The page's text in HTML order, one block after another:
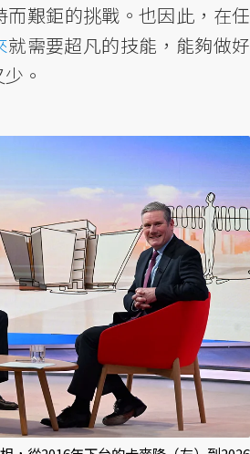
艱鉅的挑戰。也因此，在任
就需要超凡的技能，能夠做好
。